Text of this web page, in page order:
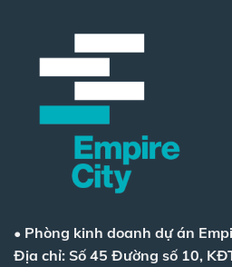
• Phòng kinh doanh dự án
Địa chỉ: Số 45 Đường số 10,